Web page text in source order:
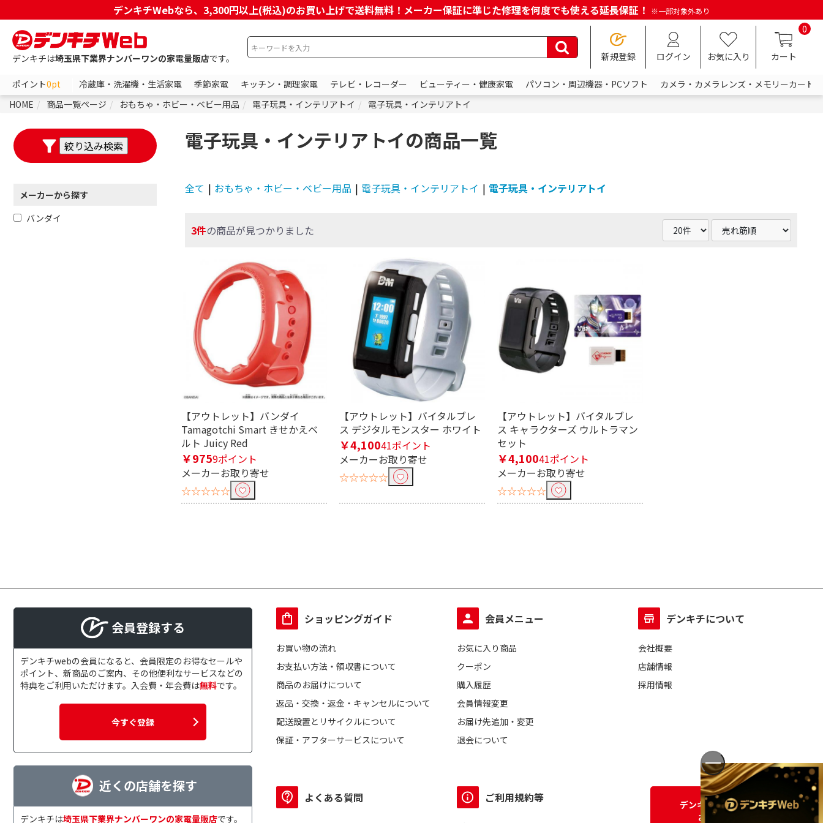
デンキチWebなら、3,300円以上(税込)のお買い上げで送料無料！メーカー保証に準じた修理を何度でも使える延長保証！ ※一部対象外あり
デンキチは埼玉県下業界ナンバーワンの家電量販店です。 新規登録 ログイン お気に入り
0
カート
ポイント0pt 冷蔵庫・洗濯機・生活家電 季節家電 キッチン・調理家電 テレビ・レコーダー ビューティー・健康家電 パソコン・周辺機器・PCソフト
カメラ・カメラレンズ・メモリーカード
HOME
商品一覧ページ おもちゃ・ホビー・ベビー用品 電子玩具・インテリアトイ 電子玩具・インテリアトイ
電子玩具・インテリアトイの商品一覧
全て | おもちゃ・ホビー・ベビー用品 | 電子玩具・インテリアトイ | 電子玩具・インテリアトイ
3件の商品が見つかりました
【アウトレット】バンダイ
Tamagotchi Smart きせかえベ
ルト Juicy Red
￥9759ポイント
メーカーお取り寄せ
☆☆☆☆☆
【アウトレット】バイタルブレ
ス デジタルモンスター ホワイト
￥4,10041ポイント
メーカーお取り寄せ
☆☆☆☆☆
【アウトレット】バイタルブレ
ス キャラクターズ ウルトラマン
セット
￥4,10041ポイント
メーカーお取り寄せ
☆☆☆☆☆
メーカーから探す
バンダイ
除外する にチェックを入れると、指定したワードを除外して検索します。
価格で絞り込む
~ 円
会員登録する
デンキチwebの会員になると、会員限定のお得なセールや
ポイント、新商品のご案内、その他便利なサービスなどの
特典をご利用いただけます。入会費・年会費は無料です。
今すぐ登録
近くの店舗を探す
デンキチは埼玉県下業界ナンバーワンの家電量販店です。
ショッピングガイド
お買い物の流れ
お支払い方法・領収書について
商品のお届けについて
返品・交換・返金・キャンセルについて
配送設置とリサイクルについて
保証・アフターサービスについて
会員メニュー
お気に入り商品
クーポン
購入履歴
会員情報変更
お届け先追加・変更
退会について
デンキチについて
会社概要
店舗情報
採用情報
よくある質問 ご利用規約等
デンキチWEBに関する
お問い合わせ